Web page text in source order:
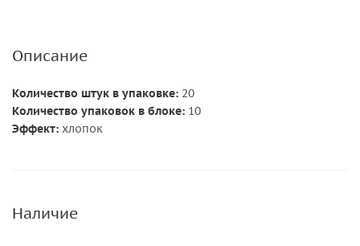
Описание
Количество штук в упаковке: 20
Количество упаковок в блоке: 10
Эффект: хлопок
Наличие